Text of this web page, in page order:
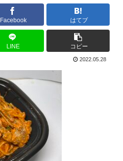
Facebook はてブ
LINE コピー
2022.05.28